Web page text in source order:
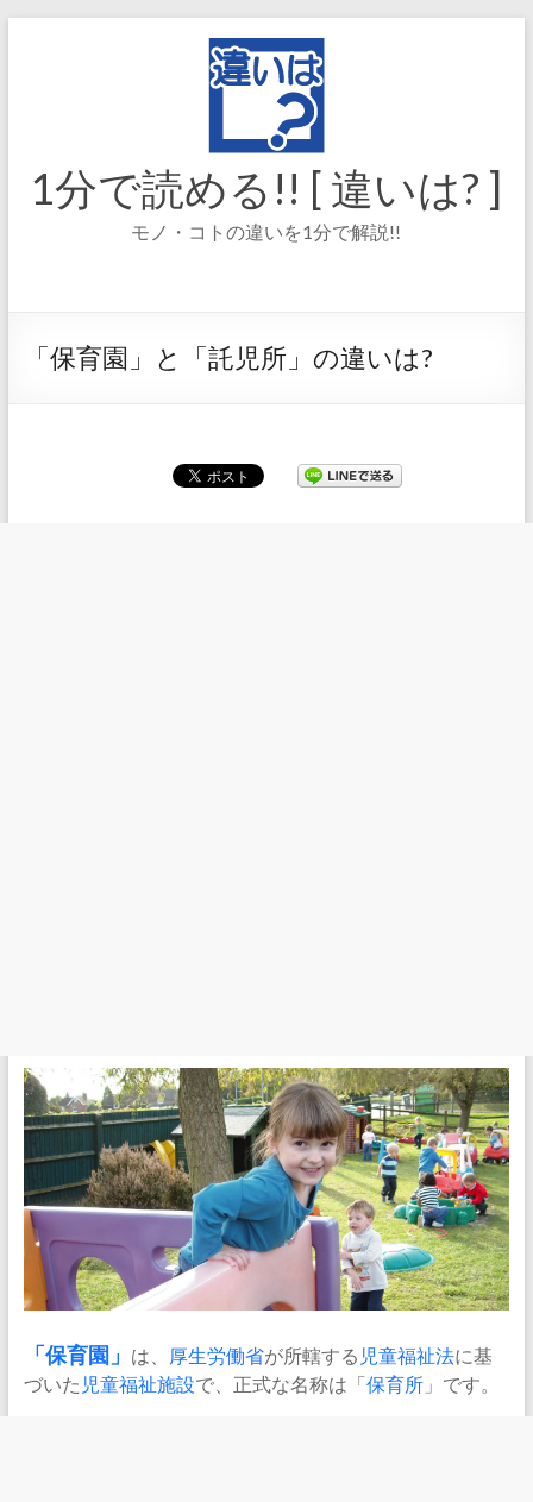
1分で読める!! [ 違いは? ]
モノ・コトの違いを1分で解説!!
「保育園」と「託児所」の違いは?
「 保育園 」 は、 厚生労働省が所轄する 児童福祉法に基
づいた 児童福祉施設で、正式な名称は「保育所」です。